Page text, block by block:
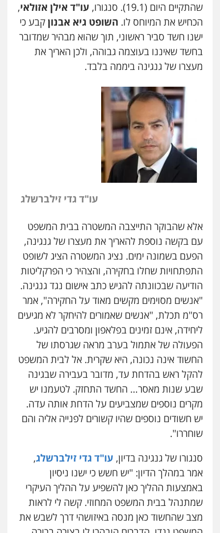
שהתקיים היום (19.1). סנגורו,
עו"ד אילן אזולאי,
הכחיש את המיוחס לו. השופט גיא אבנוןקבע כי
ישנו חשד סביר ראשוני, תוך שהוא מבהיר שמדובר
בחשד שאיננו בעוצמה גבוהה, ולכן האריך את
מעצרו של גנגינה ביממה בלבד.
עו"ד גדי זילברשלג
אלא שהבוקר התייצבה המשטרה בבית המשפט
עם בקשה נוספת להאריך את מעצרו של גנגינה,
הפעם בשמונה ימים. נציג המשטרה הציג לשופט
התפתחויות שחלו בחקירה, והצהיר כי הפרקליטות
הודיעה שבכוונתה להגיש כתב אישום נגד גנגינה.
"אנשים מסוימים מקשים מאוד על החקירה", אמר
רס"מ תכלת, "אנשים שאמורים להיחקר לא מגיעים
ליחידה, אינם זמינים בפלאפון ומסרבים להגיע.
הפעולה של אתמול בערב מראה שגרסתו של
החשוד אינה נכונה, היא שקרית. אל לבית המשפט
להקל ראש בהדחת עד, מדובר בעבירה שבגינה
שבע שנות מאסר… החשד התחזק. לטעמנו יש
מקרים נוספים שמצביעים על הדחת אותה עדה.
יש חשודים נוספים שהיו קשורים לפנייה אליה והם
שוחררו".
סנגורו של גנגינה בדיון, עו"ד גדי זילברשלג,
אמר במהלך הדיון: "יש חשש כי ישנו ניסיון
באמצעות ההליך כאן להשפיע על ההליך העיקרי
שמתנהל בבית המשפט המחוזי. קשה לי לראות
מצב שהחשוד כאן מנסה באיזושהי דרך לשבש את
ניר קידר – צלם
צילום עורכי דין שירותים מקצועיים לעורכי
דין
0504578527
רונן הלל – מוניטין
מחיקת כתבות מגוגל ודחיקת אזכורים
שליליים
שירותים מקצועיים לעורכי דין
0522508109
אחסון אתרים
מהירות הגנה גיבוי תמיכה שירותים
מקצועיים לעורכי דין
לעורכי דין
0544500346
מאיה בלום, עו"ס, טיפול ושיקום
טיפול בהתמכרויות שירותים מקצועיים
0504062539